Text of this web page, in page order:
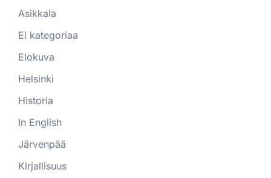
Asikkala
Ei kategoriaa
Elokuva
Helsinki
Historia
In English
Järvenpää
Kirjallisuus